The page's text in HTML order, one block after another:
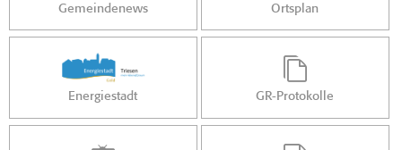
Gemeindenews Ortsplan
Energiestadt GR-Protokolle